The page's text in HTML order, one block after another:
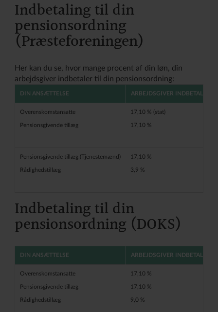
Indbetaling til din
pensionsordning
(Præsteforeningen)
Her kan du se, hvor mange procent af din løn, din
arbejdsgiver indbetaler til din pensionsordning:
DIN ANSÆTTELSE ARBEJDSGIVER INDBETALER
Overenskomstansatte
Pensionsgivende tillæg
17,10 % (stat)
17,10 %
Pensionsgivende tillæg (Tjenestemænd)
Rådighedstillæg
17,10 %
3,9 %
Indbetaling til din
pensionsordning (DOKS)
DIN ANSÆTTELSE ARBEJDSGIVER INDBETALER
Overenskomstansatte
Pensionsgivende tillæg
Rådighedstillæg
17,10 %
17,10 %
9,0 %